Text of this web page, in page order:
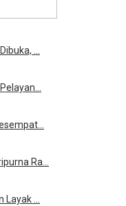
…
Ra…
Layak …